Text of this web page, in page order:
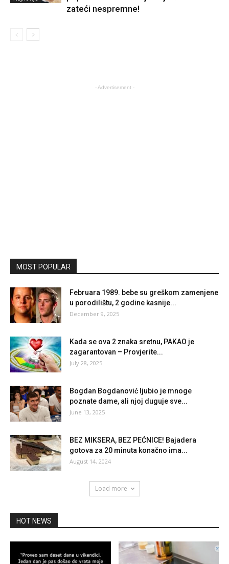
zateći nespremne!
- Advertisement -
MOST POPULAR
Februara 1989. bebe su greškom zamenjene
u porodilištu, 2 godine kasnije...
December 9, 2025
Kada se ova 2 znaka sretnu, PAKAO je
zagarantovan – Provjerite...
July 28, 2025
Bogdan Bogdanović ljubio je mnoge
poznate dame, ali njoj duguje sve...
June 13, 2025
BEZ MIKSERA, BEZ PEĆNICE! Bajadera
gotova za 20 minuta konačno ima...
August 14, 2024
Load more
HOT NEWS